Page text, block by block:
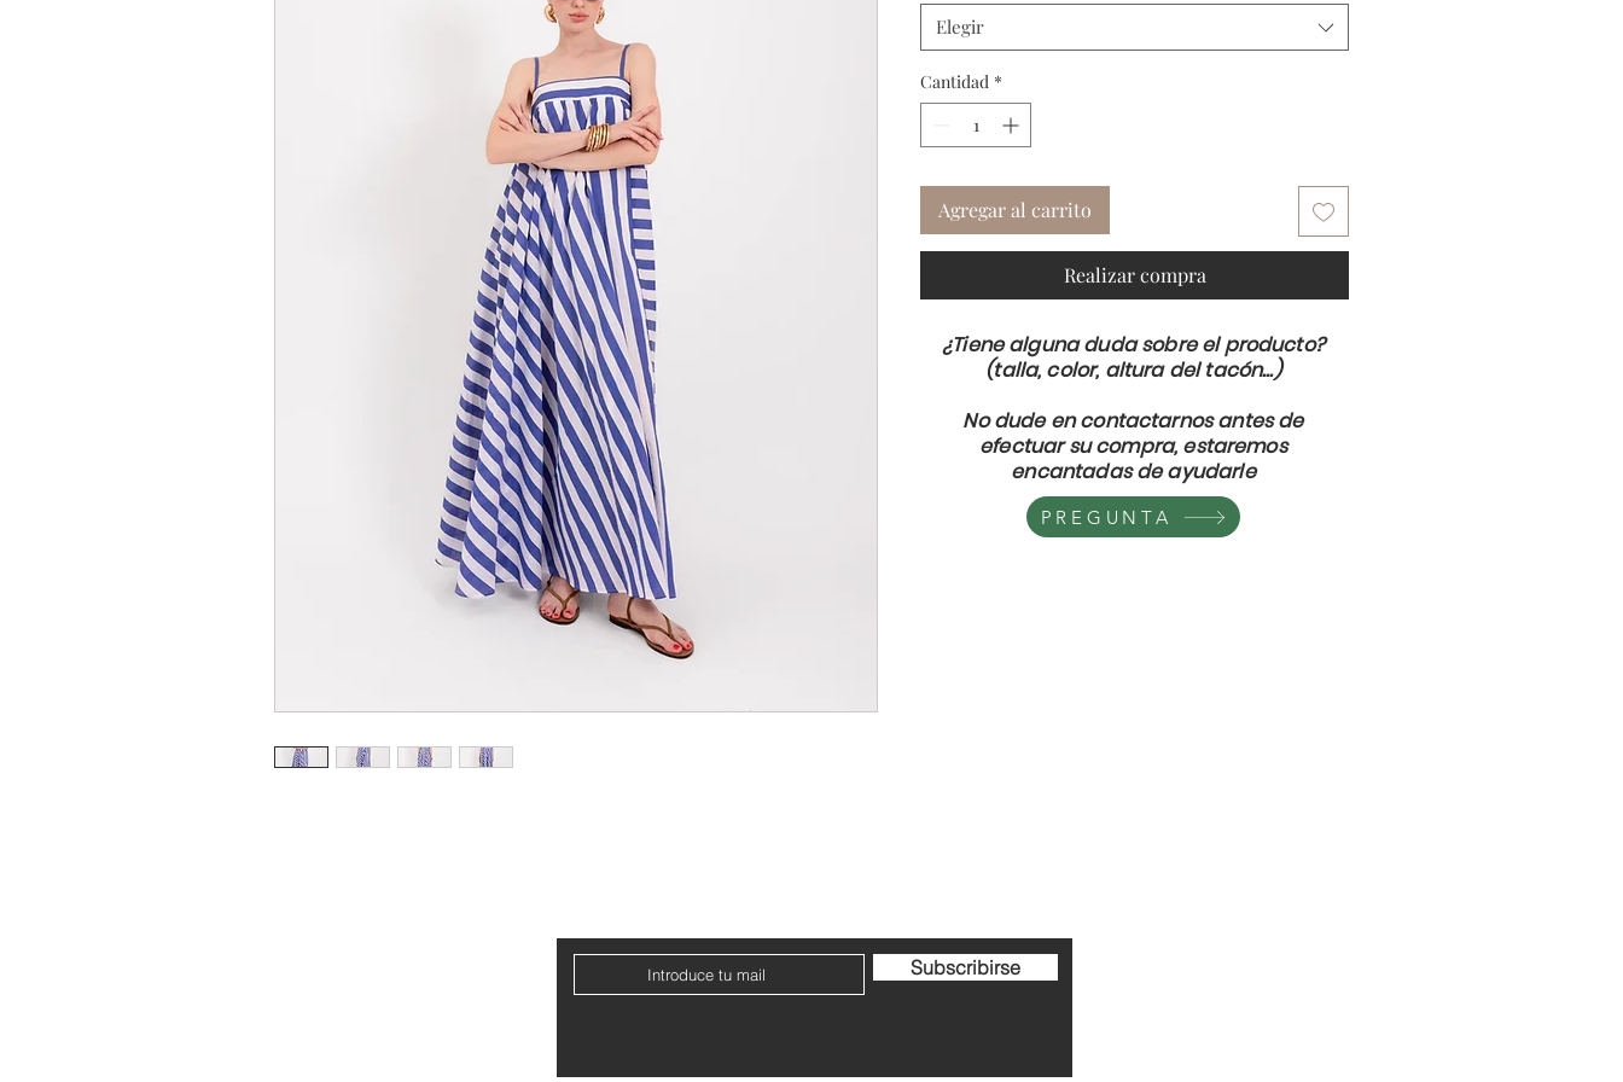
Elegir
Cantidad *
Agregar al carrito
Realizar compra
¿Tiene alguna duda sobre el producto?
(talla, color, altura del tacón...)
No dude en contactarnos antes de
efectuar su compra, estaremos
encantadas de ayudarle
PREGUNTA
Subscribirse